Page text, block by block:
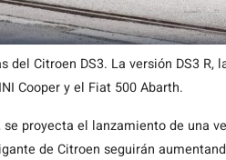
del Citroen DS3. La versión DS3 R,
Cooper y el Fiat 500 Abarth.
proyecta el lanzamiento de una
de Citroen seguirán